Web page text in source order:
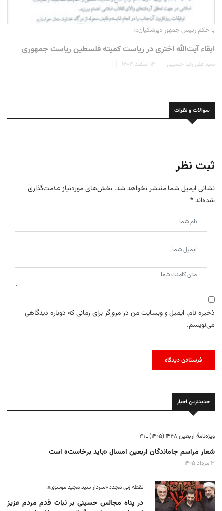
با حکم رییس جمهور «پزشکیان»؛
ابقاء آیت‌الله اختری در ریاست کمیته فلسطین ریاست جمهوری
سید علی رضا حسینی ۱۳ اسفند ۱۴۰۳
سوالات و نظرات
ثبت نظر
نشانی ایمیل شما منتشر نخواهد شد. بخش‌های موردنیاز علامت‌گذاری
شده‌اند*
ذخیره نام، ایمیل و وبسایت من در مرورگر برای زمانی که دوباره دیدگاهی
می‌نویسم.
جدیدترین اخبار
ویژه‌نامهٔ اربعین ۱۴۴۸ (۱۴۰۵) ـ ۳۱
شعار مراسم جاماندگان اربعین امسال «باید برخاست» است
۳ مرداد ۱۴۰۵
نقطه زنی مجدد «سردار سید مجید موسوی»؛
در پناه مجالس حسینی بر ثبات‌ قدم مردم عزیز